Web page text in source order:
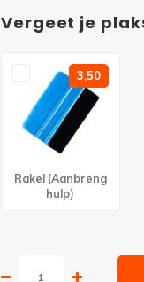
Vergeet je
3,50
Rakel (Aanbreng
hulp)